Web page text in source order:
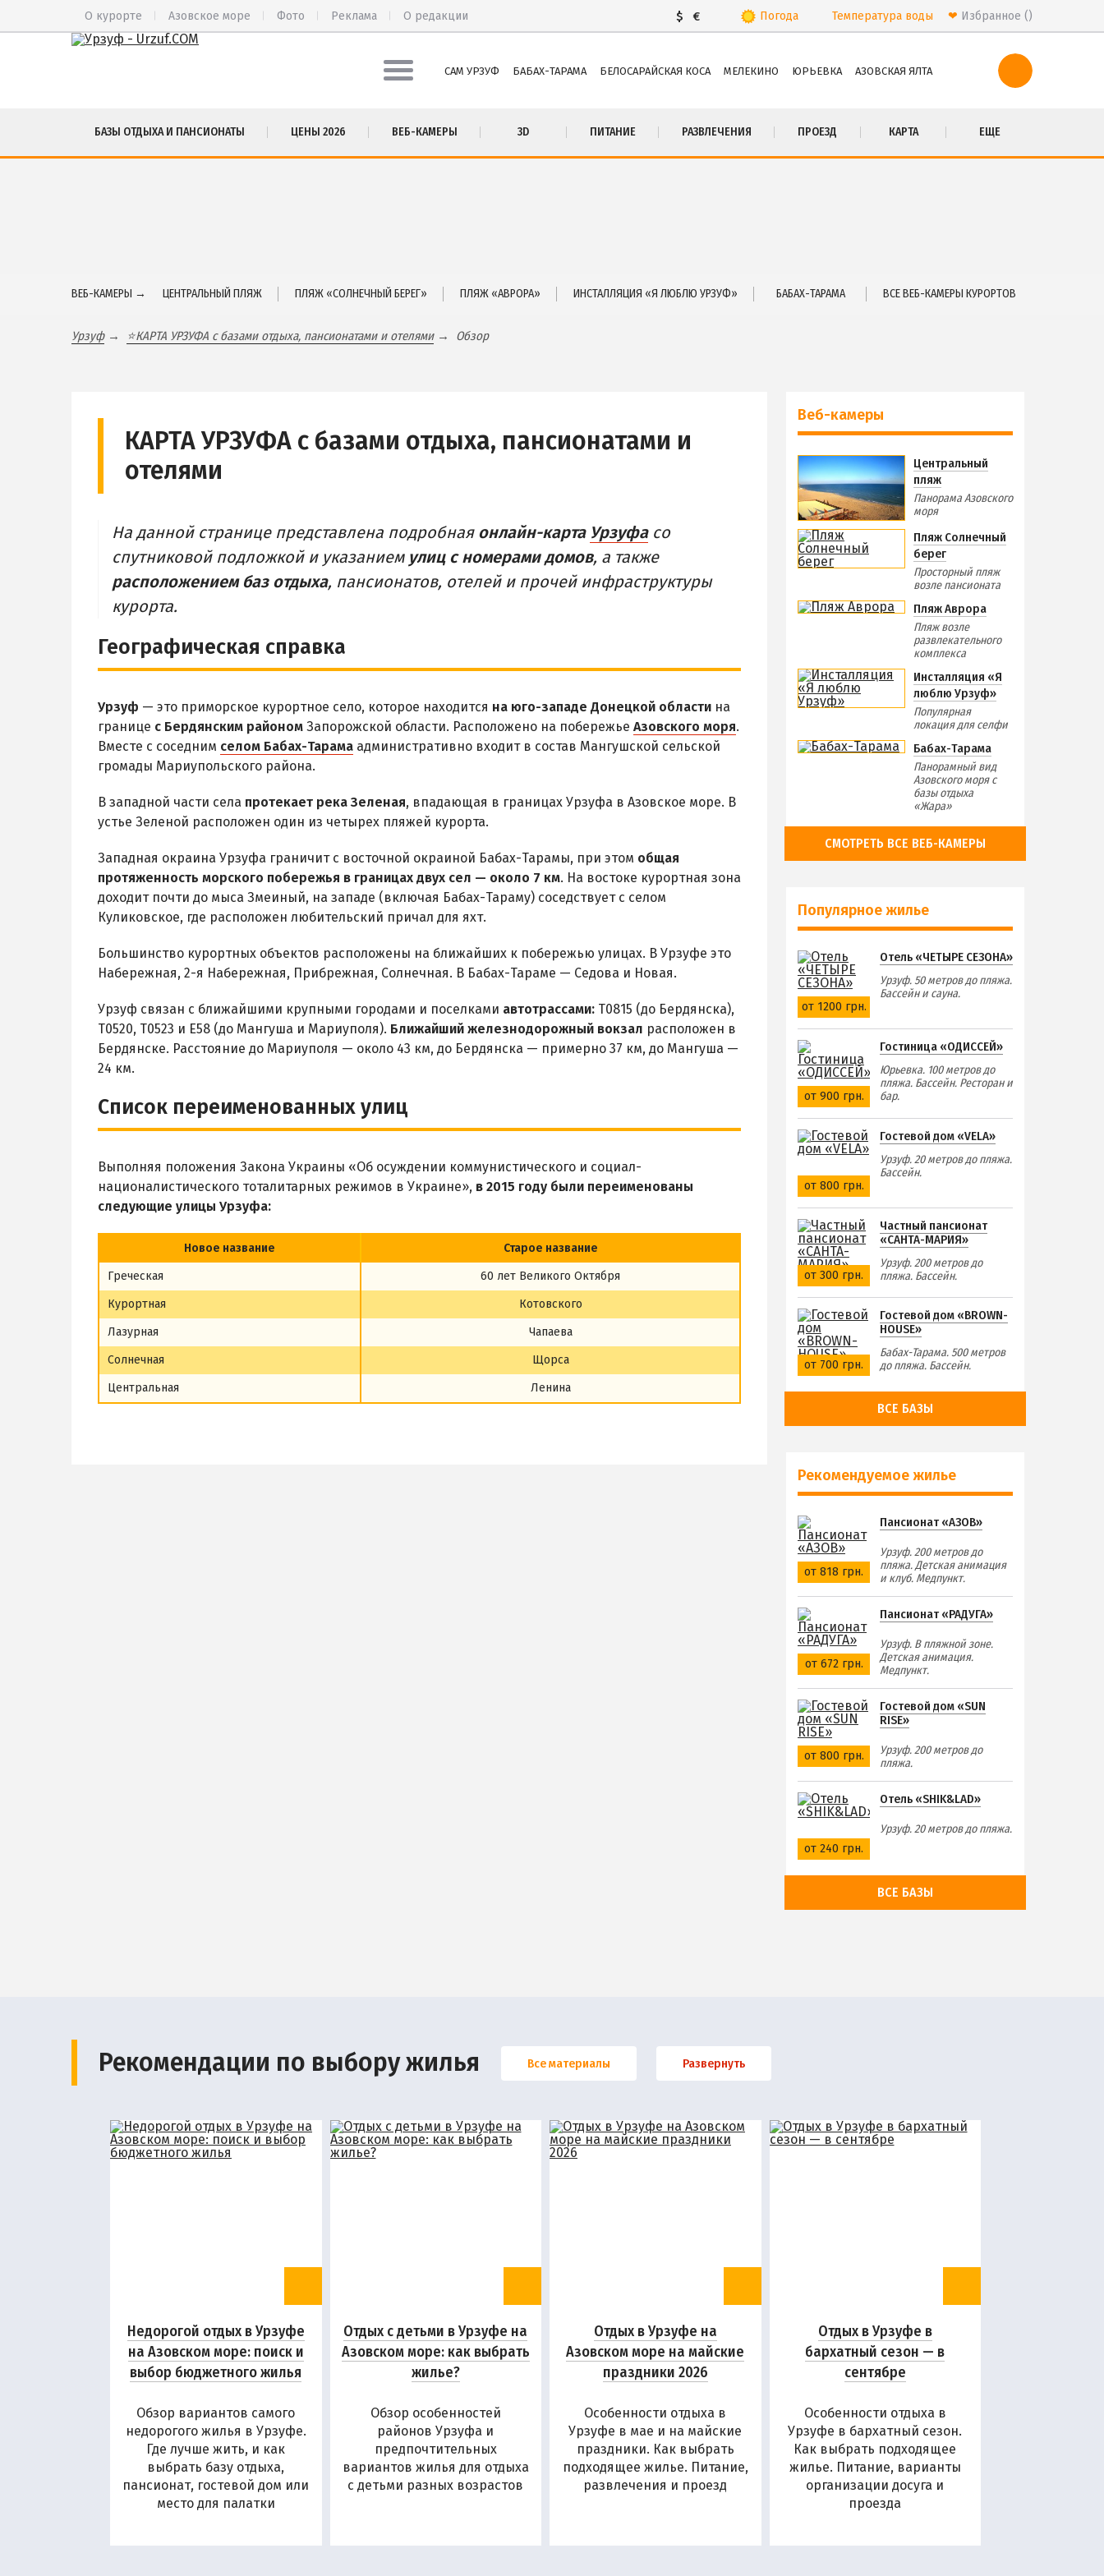
Погода Температура воды ❤ Избранное
$ €
О курорте Азовское море Фото Реклама О редакции
Отдых в бархатный сезон
САМ УРЗУФ БАБАХ-ТАРАМА БЕЛОСАРАЙСКАЯ КОСА МЕЛЕКИНО ЮРЬЕВКА АЗОВСКАЯ ЯЛТА
БАЗЫ ОТДЫХА И ПАНСИОНАТЫ ЦЕНЫ 2026 ВЕБ-КАМЕРЫ 3D ПИТАНИЕ РАЗВЛЕЧЕНИЯ ПРОЕЗД КАРТА ЕЩЕ
ВЕБ-КАМЕРЫ → ЦЕНТРАЛЬНЫЙ ПЛЯЖ ПЛЯЖ «СОЛНЕЧНЫЙ БЕРЕГ» ПЛЯЖ «АВРОРА» ИНСТАЛЛЯЦИЯ «Я ЛЮБЛЮ УРЗУФ» БАБАХ-ТАРАМА ВСЕ ВЕБ-КАМЕРЫ КУРОРТОВ
Урзуф ⭐КАРТА УРЗУФА с базами отдыха, пансионатами и отелями Обзор
КАРТА УРЗУФА с базами отдыха, пансионатами и
отелями
На данной странице представлена подробная онлайн-карта Урзуфасо
спутниковой подложкой и указанием улиц с номерами домов, а также
расположением баз отдыха, пансионатов, отелей и прочей инфраструктуры
курорта.
Географическая справка
Урзуф — это приморское курортное село, которое находится на юго-западе Донецкой области на
границе с Бердянским районом Запорожской области. Расположено на побережье Азовского моря.
Вместе с соседним селом Бабах-Тарама административно входит в состав Мангушской сельской
громады Мариупольского района.
В западной части села протекает река Зеленая, впадающая в границах Урзуфа в Азовское море. В
устье Зеленой расположен один из четырех пляжей курорта.
Западная окраина Урзуфа граничит с восточной окраиной Бабах-Тарамы, при этом общая
протяженность морского побережья в границах двух сел — около 7 км. На востоке курортная зона
доходит почти до мыса Змеиный, на западе (включая Бабах-Тараму) соседствует с селом
Куликовское, где расположен любительский причал для яхт.
Большинство курортных объектов расположены на ближайших к побережью улицах. В Урзуфе это
Набережная, 2-я Набережная, Прибрежная, Солнечная. В Бабах-Тараме — Седова и Новая.
Урзуф связан с ближайшими крупными городами и поселками автотрассами: Т0815 (до Бердянска),
Т0520, Т0523 и Е58 (до Мангуша и Мариуполя). Ближайший железнодорожный вокзал расположен в
Бердянске. Расстояние до Мариуполя — около 43 км, до Бердянска — примерно 37 км, до Мангуша —
24 км.
Список переименованных улиц
Выполняя положения Закона Украины «Об осуждении коммунистического и социал-
националистического тоталитарных режимов в Украине», в 2015 году были переименованы
следующие улицы Урзуфа:
Новое название
Старое название
Греческая
60 лет Великого Октября
Курортная
Котовского
Лазурная
Чапаева
Солнечная
Щорса
Центральная
Ленина
Веб-камеры
Центральный
пляж
Панорама Азовского
моря
Пляж Солнечный
берег
Просторный пляж
возле пансионата
Пляж Аврора
Пляж возле
развлекательного
комплекса
Инсталляция «Я
люблю Урзуф»
Популярная
локация для селфи
Бабах-Тарама
Панорамный вид
Азовского моря с
базы отдыха
«Жара»
СМОТРЕТЬ ВСЕ ВЕБ-КАМЕРЫ
Популярное жилье
от 1200 грн.
Отель «ЧЕТЫРЕ СЕЗОНА»
Урзуф. 50 метров до пляжа.
Бассейн и сауна.
от 900 грн.
Гостиница «ОДИССЕЙ»
Юрьевка. 100 метров до
пляжа. Бассейн. Ресторан и
бар.
от 800 грн.
Гостевой дом «VELA»
Урзуф. 20 метров до пляжа.
Бассейн.
от 300 грн.
Частный пансионат
«САНТА-МАРИЯ»
Урзуф. 200 метров до
пляжа. Бассейн.
от 700 грн.
Гостевой дом «BROWN-
HOUSE»
Бабах-Тарама. 500 метров
до пляжа. Бассейн.
ВСЕ БАЗЫ
Рекомендуемое жилье
от 818 грн.
Пансионат «АЗОВ»
Урзуф. 200 метров до
пляжа. Детская анимация
и клуб. Медпункт.
от 672 грн.
Пансионат «РАДУГА»
Урзуф. В пляжной зоне.
Детская анимация.
Медпункт.
от 800 грн.
Гостевой дом «SUN
RISE»
Урзуф. 200 метров до
пляжа.
от 240 грн.
Отель «SHIK&LAD»
Урзуф. 20 метров до пляжа.
ВСЕ БАЗЫ
Рекомендации по выбору жилья Все материалы Развернуть
Недорогой отдых в Урзуфе
на Азовском море: поиск и
выбор бюджетного жилья
Обзор вариантов самого
недорогого жилья в Урзуфе.
Где лучше жить, и как
выбрать базу отдыха,
пансионат, гостевой дом или
место для палатки
Отдых с детьми в Урзуфе на
Азовском море: как выбрать
жилье?
Обзор особенностей
районов Урзуфа и
предпочтительных
вариантов жилья для отдыха
с детьми разных возрастов
Отдых в Урзуфе на
Азовском море на майские
праздники 2026
Особенности отдыха в
Урзуфе в мае и на майские
праздники. Как выбрать
подходящее жилье. Питание,
развлечения и проезд
Отдых в Урзуфе в
бархатный сезон — в
сентябре
Особенности отдыха в
Урзуфе в бархатный сезон.
Как выбрать подходящее
жилье. Питание, варианты
организации досуга и
проезда